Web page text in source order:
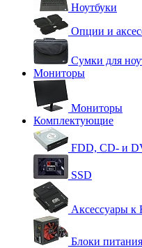
Ноутбуки
Опции и
Сумки для
Мониторы
Мониторы
Комплектующие
FDD, CD- и
SSD
Аксессуары к
Блоки питания